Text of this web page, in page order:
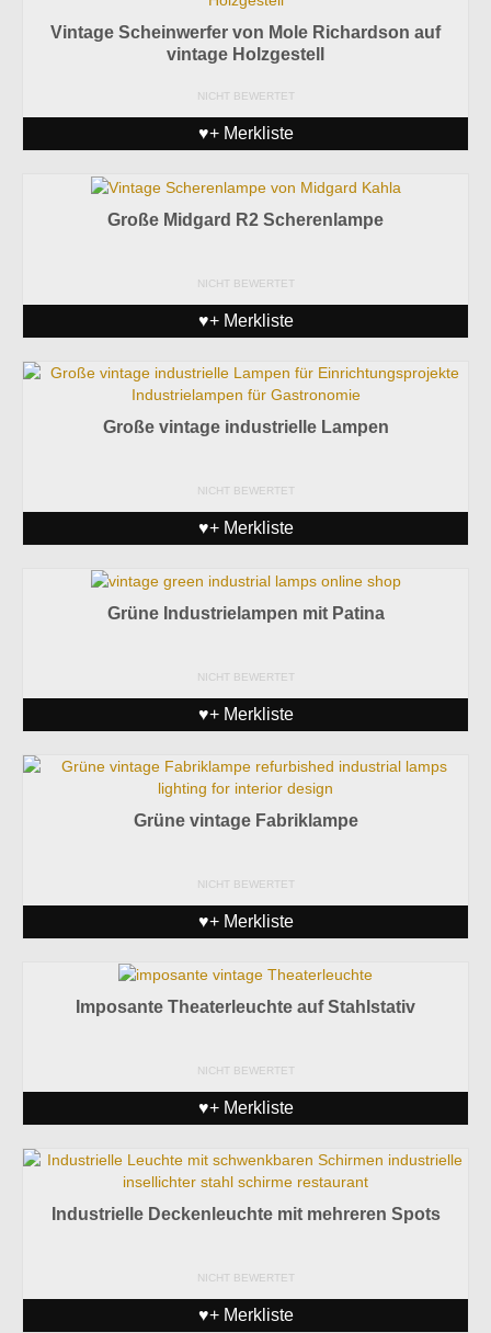
Vintage Scheinwerfer von Mole Richardson auf
vintage Holzgestell
NICHT BEWERTET
♥+ Merkliste
Große Midgard R2 Scherenlampe
NICHT BEWERTET
♥+ Merkliste
Große vintage industrielle Lampen
NICHT BEWERTET
♥+ Merkliste
Grüne Industrielampen mit Patina
NICHT BEWERTET
♥+ Merkliste
Grüne vintage Fabriklampe
NICHT BEWERTET
♥+ Merkliste
Imposante Theaterleuchte auf Stahlstativ
NICHT BEWERTET
♥+ Merkliste
Industrielle Deckenleuchte mit mehreren Spots
NICHT BEWERTET
♥+ Merkliste